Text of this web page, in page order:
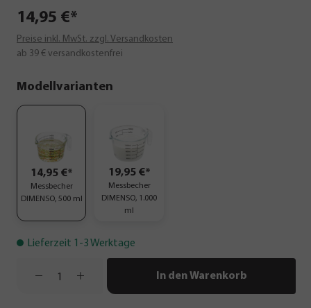
14,95 €*
Preise inkl. MwSt. zzgl. Versandkosten
ab 39 € versandkostenfrei
Modellvarianten
14,95 €*
Messbecher
DIMENSO, 500 ml
19,95 €*
Messbecher
DIMENSO, 1.000
ml
Lieferzeit 1-3 Werktage
In den Warenkorb